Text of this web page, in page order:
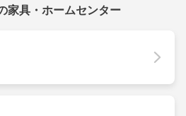
家具・ホームセンター